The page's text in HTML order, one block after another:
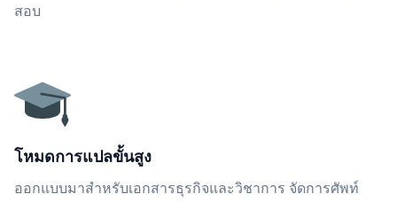
สอบ
โหมดการแปลขั้นสูง
ออกแบบมาสำหรับเอกสารธุรกิจและวิชาการ จัดการศัพท์